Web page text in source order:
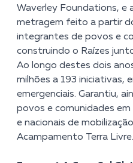
Waverley Foundations, e
metragem feito a partir
integrantes de povos e
construindo o Raízes
Ao longo destes dois
milhões a 193 iniciativas,
emergenciais. Garantiu,
povos e comunidades
e nacionais de
Acampamento Terra Livre.